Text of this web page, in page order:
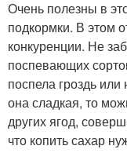
Очень полезны в
подкормки. В этом
конкуренции. Не
поспевающих
поспела гроздь
она сладкая, то
других ягод,
что копить сахар